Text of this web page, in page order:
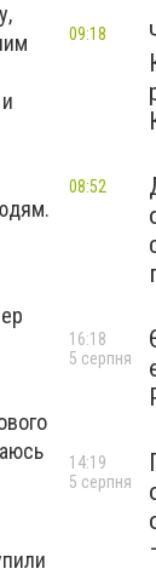
09:18
08:52
16:18
5 серпня
14:19
5 серпня